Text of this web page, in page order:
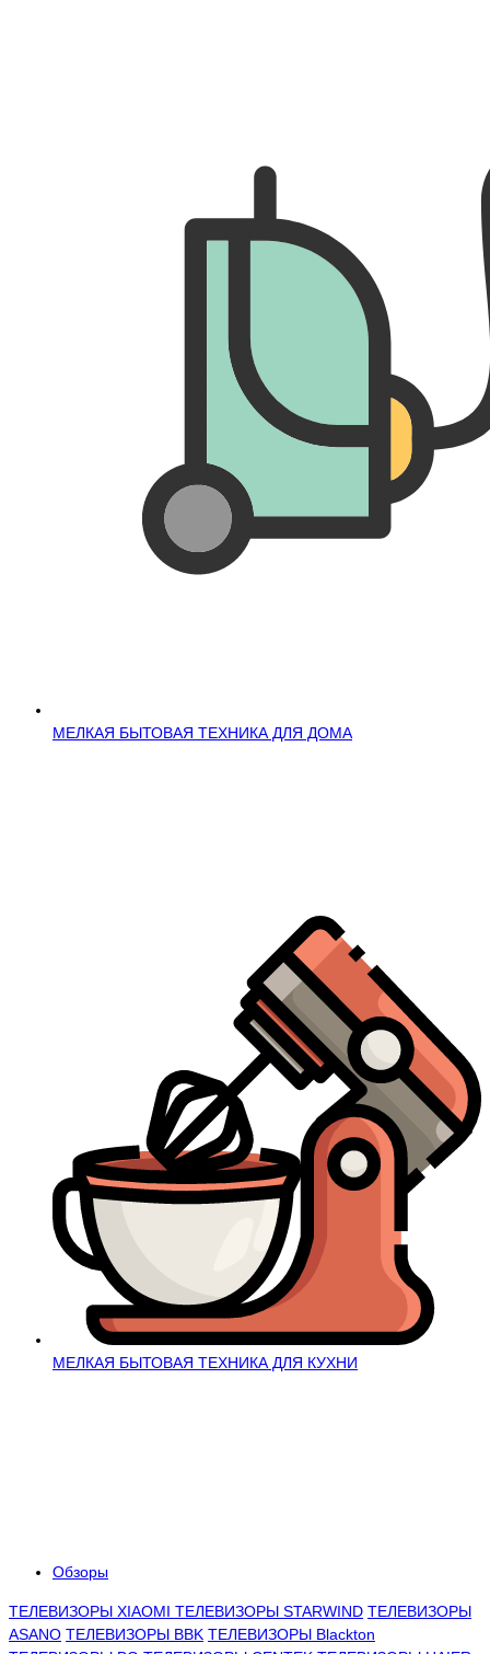
МЕЛКАЯ БЫТОВАЯ ТЕХНИКА ДЛЯ ДОМА
МЕЛКАЯ БЫТОВАЯ ТЕХНИКА ДЛЯ КУХНИ
Обзоры
ТЕЛЕВИЗОРЫ XIAOMI ТЕЛЕВИЗОРЫ STARWIND ТЕЛЕВИЗОРЫ
ASANO ТЕЛЕВИЗОРЫ BBK ТЕЛЕВИЗОРЫ Blackton